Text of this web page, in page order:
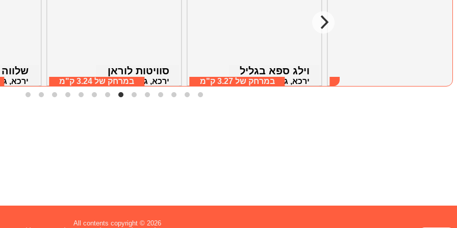
ירכא,
סוויטות לוראן
ירכא, גליל מערבי
במרחק של 3.24 ק"מ
וילג ספא בגליל
ירכא, גליל מערבי
במרחק של 3.27 ק"מ
All contents copyright © 2026